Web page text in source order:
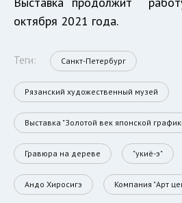
октября 2021 года.
Теги: Санкт-Петербург
Рязанский художественный музей
Выставка "Золотой век японской
Гравюра на дереве "укиё-э"
Андо Хиросигэ Компания "Арт